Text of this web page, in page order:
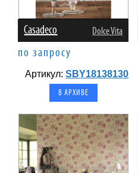
Casadeco Dolce Vita
по запросу
Артикул:SBY18138130
В АРХИВЕ